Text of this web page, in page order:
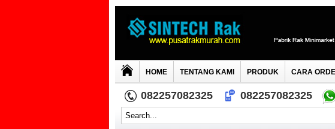
HOME TENTANG KAMI PRODUK CARA
082257082325 082257082325